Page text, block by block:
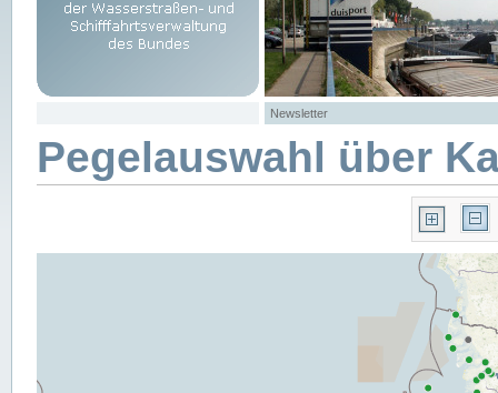
Newsletter
Pegelauswahl über